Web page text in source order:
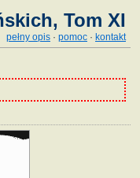
Tom XI
pełny opis · pomoc · kontakt